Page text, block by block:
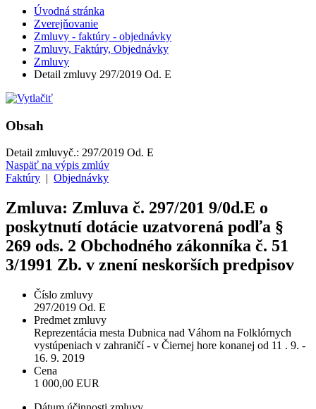
Úvodná stránka
Zverejňovanie
Zmluvy - faktúry - objednávky
Zmluvy, Faktúry, Objednávky
Zmluvy
Detail zmluvy 297/2019 Od. E
Obsah
Detail zmluvyč.: 297/2019 Od. E
Naspäť na výpis zmlúv
Faktúry | Objednávky
Zmluva: Zmluva č. 297/201 9/0d.E o
poskytnutí dotácie uzatvorená podľa §
269 ods. 2 Obchodného zákonníka č. 51
3/1991 Zb. v znení neskorších predpisov
Číslo zmluvy
297/2019 Od. E
Predmet zmluvy
Reprezentácia mesta Dubnica nad Váhom na Folklórnych
vystúpeniach v zahraničí - v Čiernej hore konanej od 11 . 9. -
16. 9. 2019
Cena
1 000,00 EUR